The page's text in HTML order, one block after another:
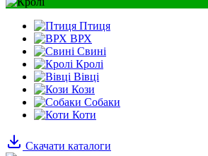
Птиця
ВРХ
Свині
Кролі
Вівці
Кози
Собаки
Коти
Скачати каталоги